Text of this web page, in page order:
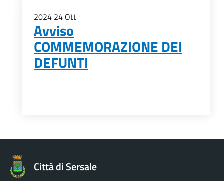
2024 24 Ott
Avviso
COMMEMORAZIONE DEI
DEFUNTI
Città di Sersale